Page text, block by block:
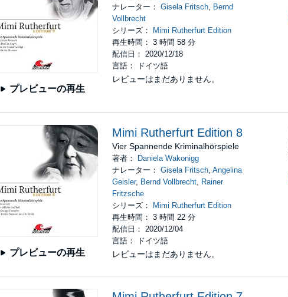
プレビューの再生
ナレーター：Gisela Fritsch, Bernd
Vollbrecht
シリーズ：
Mimi Rutherfurt Edition
再生時間： 3 時間 58 分
配信日： 2020/12/18
言語： ドイツ語
レビューはまだありません。
プレビューの再生
Mimi Rutherfurt Edition 8
Vier Spannende Kriminalhörspiele
著者：
Daniela Wakonigg
ナレーター：Gisela Fritsch,Angelina
Geisler, Bernd Vollbrecht, Rainer
Fritzsche
シリーズ：
Mimi Rutherfurt Edition
再生時間： 3 時間 22 分
配信日： 2020/12/04
言語： ドイツ語
レビューはまだありません。